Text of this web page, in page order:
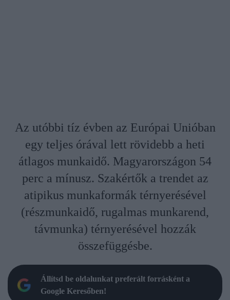
Az utóbbi tíz évben az Európai Unióban
egy teljes órával lett rövidebb a heti
átlagos munkaidő. Magyarországon 54
perc a mínusz. Szakértők a trendet az
atipikus munkaformák térnyerésével
(részmunkaidő, rugalmas munkarend,
távmunka) térnyerésével hozzák
összefüggésbe.
Állítsd be oldalunkat preferált forrásként a
Google Keresőben!